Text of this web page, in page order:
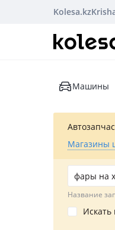
Kolesa.kz
Машины
Магазины
Название
Искать